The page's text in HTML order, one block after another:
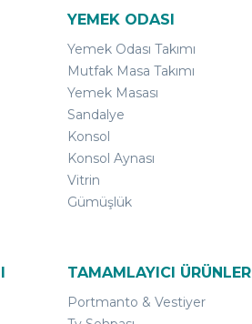
YEMEK ODASI
Yemek Odası Takımı
Mutfak Masa Takımı
Yemek Masası
Sandalye
Konsol
Konsol Aynası
Vitrin
Gümüşlük
TAMAMLAYICI ÜRÜNLER
Portmanto & Vestiyer